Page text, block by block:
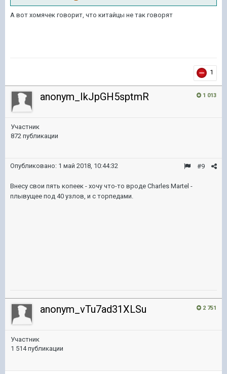
А вот хомячек говорит, что китайцы не так говорят
1
1 013
anonym_IkJpGH5sptmR
Участник
872 публикации
#9
Опубликовано: 1 май 2018, 10:44:32
Внесу свои пять копеек - хочу что-то вроде Charles Martel -
плывущее под 40 узлов, и с торпедами.
2 751
anonym_vTu7ad31XLSu
Участник
1 514 публикации